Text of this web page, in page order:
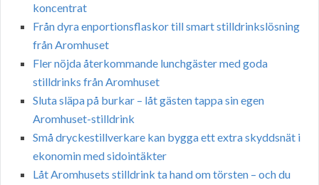
koncentrat
Från dyra enportionsflaskor till smart stilldrinkslösning
från Aromhuset
Fler nöjda återkommande lunchgäster med goda
stilldrinks från Aromhuset
Sluta släpa på burkar – låt gästen tappa sin egen
Aromhuset-stilldrink
Små dryckestillverkare kan bygga ett extra skyddsnät i
ekonomin med sidointäkter
Låt Aromhusets stilldrink ta hand om törsten – och du